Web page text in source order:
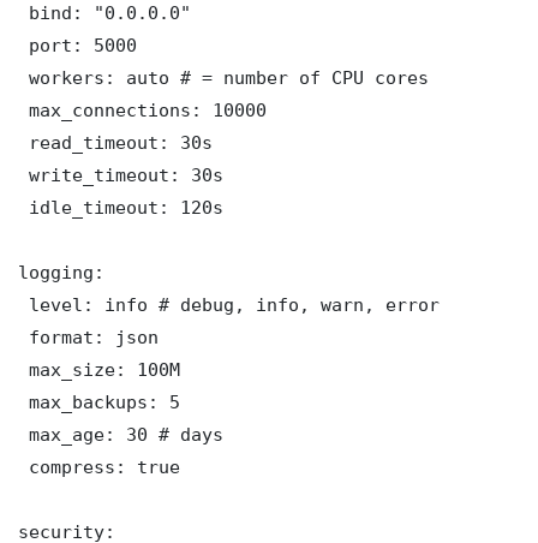
bind: "0.0.0.0"
port: 5000
workers: auto # = number of CPU cores
max_connections: 10000
read_timeout: 30s
write_timeout: 30s
idle_timeout: 120s
logging:
level: info # debug, info, warn, error
format: json
max_size: 100M
max_backups: 5
max_age: 30 # days
compress: true
security: